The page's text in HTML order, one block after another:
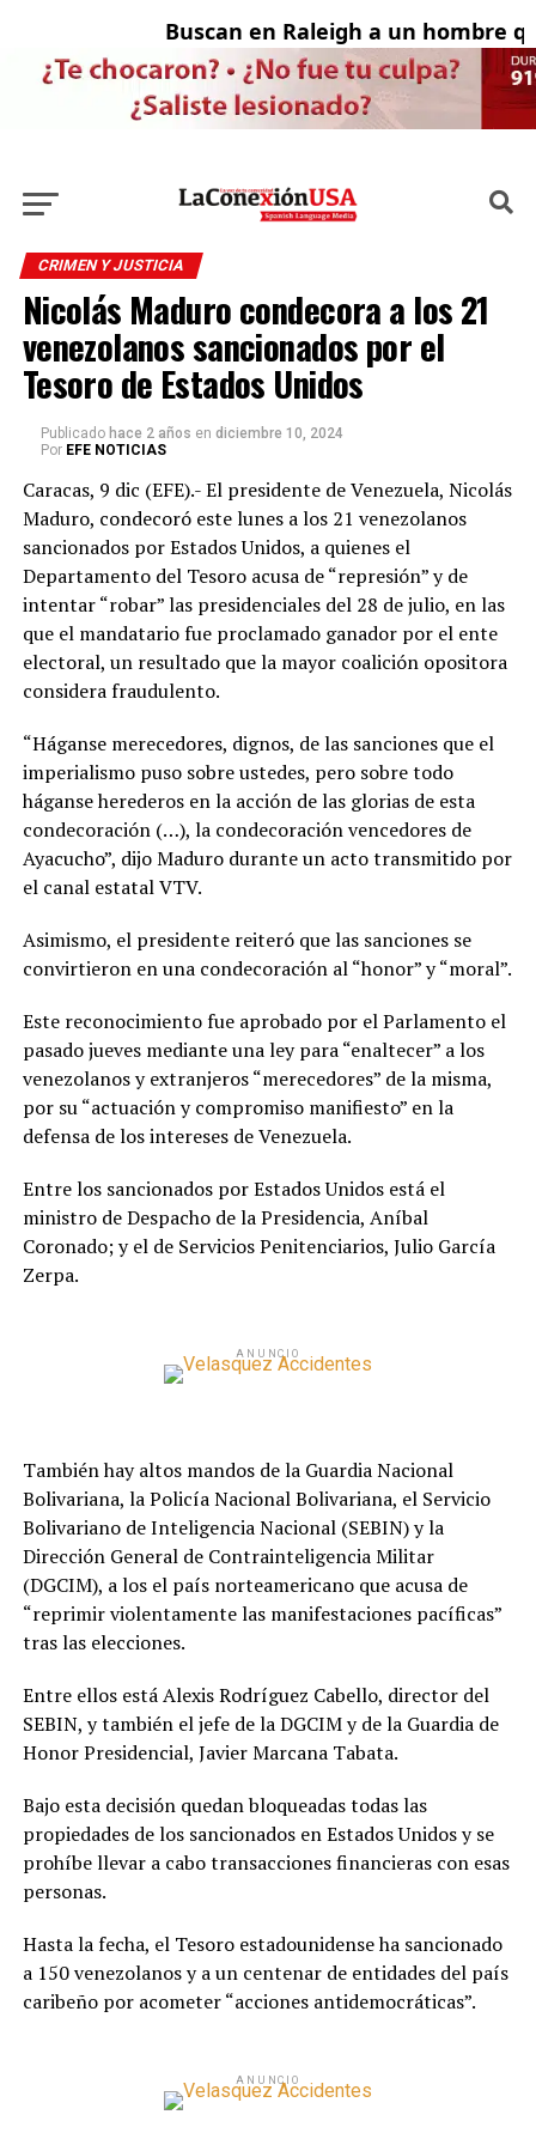
Buscan en Raleigh a un hombre
CRIMEN Y JUSTICIA
Nicolás Maduro condecora a los 21
venezolanos sancionados por el
Tesoro de Estados Unidos
Publicado hace 2 años en diciembre 10, 2024
Por EFE NOTICIAS
Caracas, 9 dic (EFE).- El presidente de Venezuela, Nicolás
Maduro, condecoró este lunes a los 21 venezolanos
sancionados por Estados Unidos, a quienes el
Departamento del Tesoro acusa de “represión” y de
intentar “robar” las presidenciales del 28 de julio, en las
que el mandatario fue proclamado ganador por el ente
electoral, un resultado que la mayor coalición opositora
considera fraudulento.
“Háganse merecedores, dignos, de las sanciones que el
imperialismo puso sobre ustedes, pero sobre todo
háganse herederos en la acción de las glorias de esta
condecoración (…), la condecoración vencedores de
Ayacucho”, dijo Maduro durante un acto transmitido por
el canal estatal VTV.
Asimismo, el presidente reiteró que las sanciones se
convirtieron en una condecoración al “honor” y “moral”.
Este reconocimiento fue aprobado por el Parlamento el
pasado jueves mediante una ley para “enaltecer” a los
venezolanos y extranjeros “merecedores” de la misma,
por su “actuación y compromiso manifiesto” en la
defensa de los intereses de Venezuela.
Entre los sancionados por Estados Unidos está el
ministro de Despacho de la Presidencia, Aníbal
Coronado; y el de Servicios Penitenciarios, Julio García
Zerpa.
ANUNCIO
También hay altos mandos de la Guardia Nacional
Bolivariana, la Policía Nacional Bolivariana, el Servicio
Bolivariano de Inteligencia Nacional (SEBIN) y la
Dirección General de Contrainteligencia Militar
(DGCIM), a los el país norteamericano que acusa de
“reprimir violentamente las manifestaciones pacíficas”
tras las elecciones.
Entre ellos está Alexis Rodríguez Cabello, director del
SEBIN, y también el jefe de la DGCIM y de la Guardia de
Honor Presidencial, Javier Marcana Tabata.
Bajo esta decisión quedan bloqueadas todas las
propiedades de los sancionados en Estados Unidos y se
prohíbe llevar a cabo transacciones financieras con esas
personas.
Hasta la fecha, el Tesoro estadounidense ha sancionado
a 150 venezolanos y a un centenar de entidades del país
caribeño por acometer “acciones antidemocráticas”.
ANUNCIO